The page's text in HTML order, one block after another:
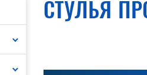
СТУЛЬЯ